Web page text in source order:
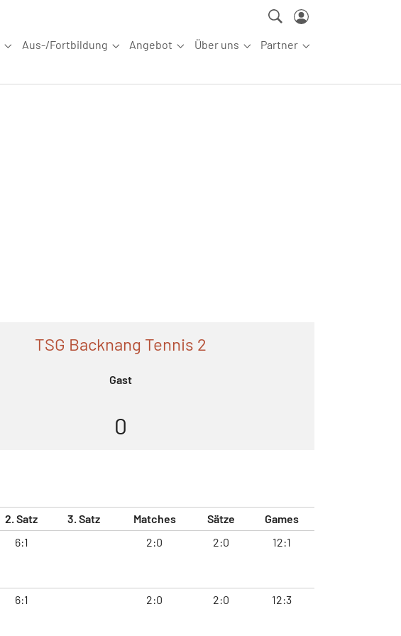
Submenu for "Wettkampfsport"
Aus-/Fortbildung
Submenu for "Aus-/Fortbildung"
Angebot
Submenu for "Angebot"
Über uns
Submenu for "Über uns"
Partner
Submenu for
TSG Backnang Tennis 2
Gast
0
2. Satz 3. Satz Matches Sätze Games
6:1 2:0 2:0 12:1
6:1 2:0 2:0 12:3